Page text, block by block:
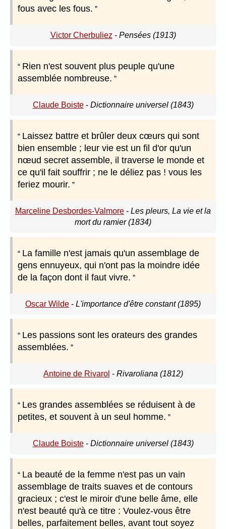
fous avec les fous.
Victor Cherbuliez - Pensées (1913)
Rien n'est souvent plus peuple qu'une
assemblée nombreuse.
Claude Boiste- Dictionnaire universel (1843)
Laissez battre et brûler deux cœurs qui sont
bien ensemble ; leur vie est un fil d'or qu'un
nœud secret assemble, il traverse le monde et
ce qu'il fait souffrir ; ne le déliez pas ! vous les
feriez mourir.
Marceline Desbordes-Valmore - Les pleurs, La vie et la
mort du ramier (1834)
La famille n'est jamais qu'un assemblage de
gens ennuyeux, qui n'ont pas la moindre idée
de la façon dont il faut vivre.
Oscar Wilde - L'importance d'être constant (1895)
Les passions sont les orateurs des grandes
assemblées.
Antoine de Rivarol - Rivaroliana (1812)
Les grandes assemblées se réduisent à de
petites, et souvent à un seul homme.
Claude Boiste- Dictionnaire universel (1843)
La beauté de la femme n'est pas un vain
assemblage de traits suaves et de contours
gracieux ; c'est le miroir d'une belle âme, elle
n'est beauté qu'à ce titre : Voulez-vous être
belles, parfaitement belles, avant tout soyez